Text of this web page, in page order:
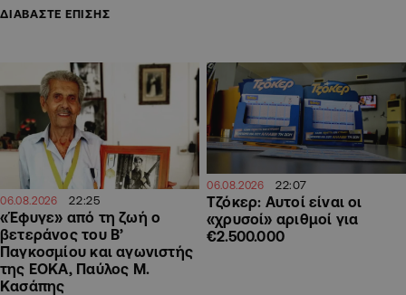
ΔΙΑΒΑΣΤΕ ΕΠΙΣΗΣ
06.08.2026 22:25
«Έφυγε» από τη ζωή ο
βετεράνος του Β’
Παγκοσμίου και αγωνιστής
της ΕΟΚΑ, Παύλος Μ.
Κασάπης
06.08.2026 22:07
Τζόκερ: Αυτοί είναι οι
«χρυσοί» αριθμοί για
€2.500.000